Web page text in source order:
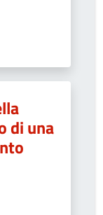
di una